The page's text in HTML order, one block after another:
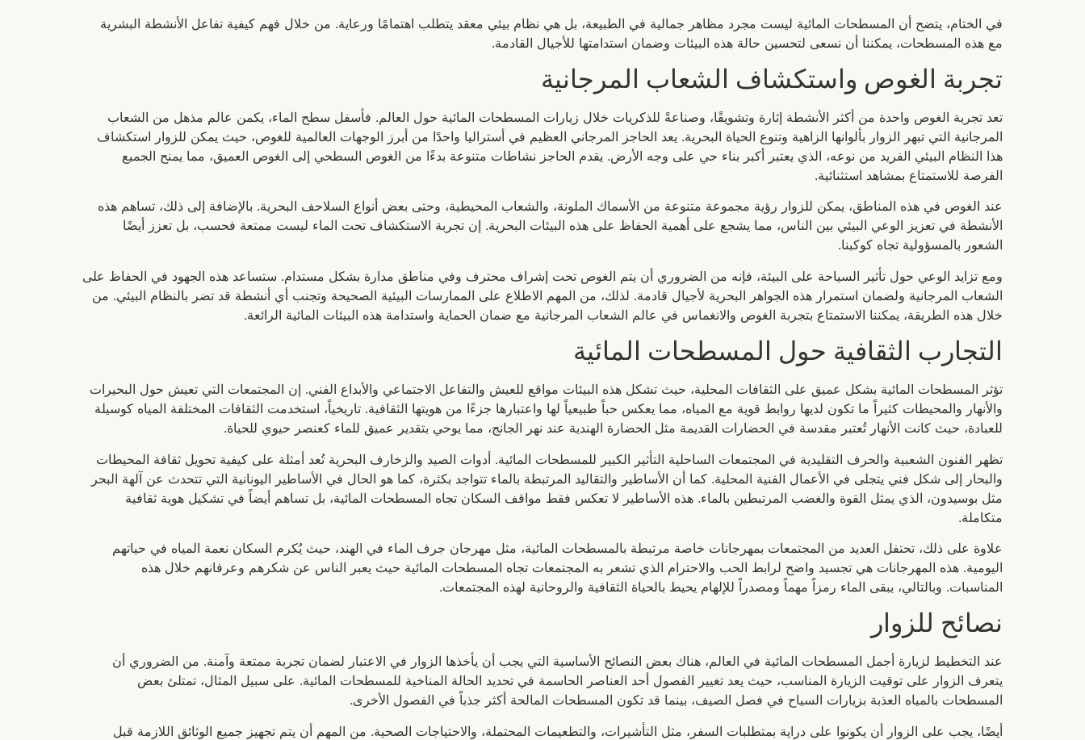
في الختام، يتضح أن المسطحات المائية ليست مجرد مظاهر جمالية في الطبيعة، بل هي نظام بيئي معقد يتطلب اهتمامًا ورعاية. من خلال فهم كيفية تفاعل الأنشطة البشرية
مع هذه المسطحات، يمكننا أن نسعى لتحسين حالة هذه البيئات وضمان استدامتها للأجيال القادمة.
تجربة الغوص واستكشاف الشعاب المرجانية
تعد تجربة الغوص واحدة من أكثر الأنشطة إثارة وتشويقًا، وصناعةً للذكريات خلال زيارات المسطحات المائية حول العالم. فأسفل سطح الماء، يكمن عالم مذهل من الشعاب
المرجانية التي تبهر الزوار بألوانها الزاهية وتنوع الحياة البحرية. يعد الحاجز المرجاني العظيم في أستراليا واحدًا من أبرز الوجهات العالمية للغوص، حيث يمكن للزوار استكشاف
هذا النظام البيئي الفريد من نوعه، الذي يعتبر أكبر بناء حي على وجه الأرض. يقدم الحاجز نشاطات متنوعة بدءًا من الغوص السطحي إلى الغوص العميق، مما يمنح الجميع
الفرصة للاستمتاع بمشاهد استثنائية.
عند الغوص في هذه المناطق، يمكن للزوار رؤية مجموعة متنوعة من الأسماك الملونة، والشعاب المحيطية، وحتى بعض أنواع السلاحف البحرية. بالإضافة إلى ذلك، تساهم هذه
الأنشطة في تعزيز الوعي البيئي بين الناس، مما يشجع على أهمية الحفاظ على هذه البيئات البحرية. إن تجربة الاستكشاف تحت الماء ليست ممتعة فحسب، بل تعزز أيضًا
الشعور بالمسؤولية تجاه كوكبنا.
ومع تزايد الوعي حول تأثير السياحة على البيئة، فإنه من الضروري أن يتم الغوص تحت إشراف محترف وفي مناطق مدارة بشكل مستدام. ستساعد هذه الجهود في الحفاظ على
الشعاب المرجانية ولضمان استمرار هذه الجواهر البحرية لأجيال قادمة. لذلك، من المهم الاطلاع على الممارسات البيئية الصحيحة وتجنب أي أنشطة قد تضر بالنظام البيئي. من
خلال هذه الطريقة، يمكننا الاستمتاع بتجربة الغوص والانغماس في عالم الشعاب المرجانية مع ضمان الحماية واستدامة هذه البيئات المائية الرائعة.
التجارب الثقافية حول المسطحات المائية
تؤثر المسطحات المائية بشكل عميق على الثقافات المحلية، حيث تشكل هذه البيئات مواقع للعيش والتفاعل الاجتماعي والأبداع الفني. إن المجتمعات التي تعيش حول البحيرات
والأنهار والمحيطات كثيراً ما تكون لديها روابط قوية مع المياه، مما يعكس حباً طبيعياً لها واعتبارها جزءًا من هويتها الثقافية. تاريخياً، استخدمت الثقافات المختلفة المياه كوسيلة
للعبادة، حيث كانت الأنهار تُعتبر مقدسة في الحضارات القديمة مثل الحضارة الهندية عند نهر الجانج، مما يوحي بتقدير عميق للماء كعنصر حيوي للحياة.
تظهر الفنون الشعبية والحرف التقليدية في المجتمعات الساحلية التأثير الكبير للمسطحات المائية. أدوات الصيد والزخارف البحرية تُعد أمثلة على كيفية تحويل ثقافة المحيطات
والبحار إلى شكل فني يتجلى في الأعمال الفنية المحلية. كما أن الأساطير والتقاليد المرتبطة بالماء تتواجد بكثرة، كما هو الحال في الأساطير اليونانية التي تتحدث عن آلهة البحر
مثل بوسيدون، الذي يمثل القوة والغضب المرتبطين بالماء. هذه الأساطير لا تعكس فقط مواقف السكان تجاه المسطحات المائية، بل تساهم أيضاً في تشكيل هوية ثقافية
متكاملة.
علاوة على ذلك، تحتفل العديد من المجتمعات بمهرجانات خاصة مرتبطة بالمسطحات المائية، مثل مهرجان جرف الماء في الهند، حيث يُكرم السكان نعمة المياه في حياتهم
اليومية. هذه المهرجانات هي تجسيد واضح لرابط الحب والاحترام الذي تشعر به المجتمعات تجاه المسطحات المائية حيث يعبر الناس عن شكرهم وعرفانهم خلال هذه
المناسبات. وبالتالي، يبقى الماء رمزاً مهماً ومصدراً للإلهام يحيط بالحياة الثقافية والروحانية لهذه المجتمعات.
نصائح للزوار
عند التخطيط لزيارة أجمل المسطحات المائية في العالم، هناك بعض النصائح الأساسية التي يجب أن يأخذها الزوار في الاعتبار لضمان تجربة ممتعة وآمنة. من الضروري أن
يتعرف الزوار على توقيت الزيارة المناسب، حيث يعد تغيير الفصول أحد العناصر الحاسمة في تحديد الحالة المناخية للمسطحات المائية. على سبيل المثال، تمتلئ بعض
المسطحات بالمياه العذبة بزيارات السياح في فصل الصيف، بينما قد تكون المسطحات المالحة أكثر جذباً في الفصول الأخرى.
أيضًا، يجب على الزوار أن يكونوا على دراية بمتطلبات السفر، مثل التأشيرات، والتطعيمات المحتملة، والاحتياجات الصحية. من المهم أن يتم تجهيز جميع الوثائق اللازمة قبل